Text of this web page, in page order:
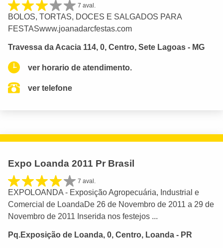
7 aval.
BOLOS, TORTAS, DOCES E SALGADOS PARA
FESTASwww.joanadarcfestas.com
Travessa da Acacia 114, 0, Centro, Sete Lagoas - MG
ver horario de atendimento.
ver telefone
Expo Loanda 2011 Pr Brasil
7 aval.
EXPOLOANDA - Exposição Agropecuária, Industrial e
Comercial de LoandaDe 26 de Novembro de 2011 a 29 de
Novembro de 2011 Inserida nos festejos ...
Pq.Exposição de Loanda, 0, Centro, Loanda - PR